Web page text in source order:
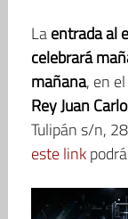
Laentrada al
celebrará
mañana, en el
Rey Juan
Tulipán s/n,
este link